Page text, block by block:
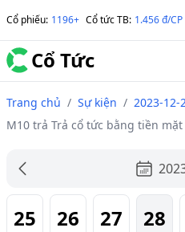
Cổ phiếu: 1196+ Cổ tức TB: 1.456 đ/CP
Cổ Tức
Trang chủ / Sự kiện / 2023-12-
M10 trả Trả cổ tức bằng tiền
25 26 27 28